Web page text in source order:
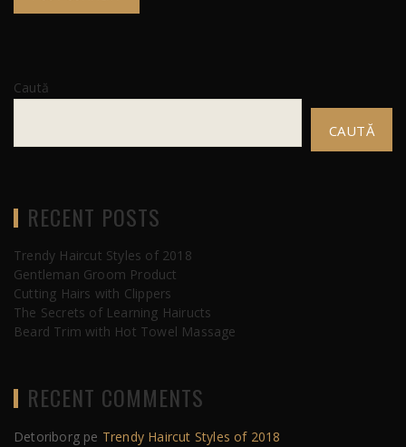
Caută
CAUTĂ
RECENT POSTS
Trendy Haircut Styles of 2018
Gentleman Groom Product
Cutting Hairs with Clippers
The Secrets of Learning Hairucts
Beard Trim with Hot Towel Massage
RECENT COMMENTS
Detoriborg pe Trendy Haircut Styles of 2018